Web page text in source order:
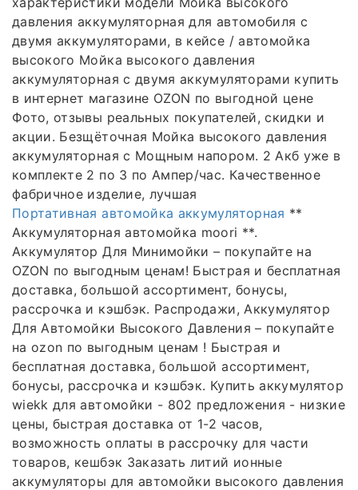
давления аккумуляторная для автомобиля с
двумя аккумуляторами, в кейсе / автомойка
высокого Мойка высокого давления
аккумуляторная с двумя аккумуляторами купить
в интернет магазине OZON по выгодной цене
Фото, отзывы реальных покупателей, скидки и
акции. Безщёточная Мойка высокого давления
аккумуляторная с Мощным напором. 2 Акб уже в
комплекте 2 по 3 по Ампер/час. Качественное
фабричное изделие, лучшая
Портативная автомойка аккумуляторная **
Аккумуляторная автомойка moori **.
Аккумулятор Для Минимойки – покупайте на
OZON по выгодным ценам! Быстрая и бесплатная
доставка, большой ассортимент, бонусы,
рассрочка и кэшбэк. Распродажи, Аккумулятор
Для Автомойки Высокого Давления – покупайте
на ozon по выгодным ценам ! Быстрая и
бесплатная доставка, большой ассортимент,
бонусы, рассрочка и кэшбэк. Купить аккумулятор
wiekk для автомойки - 802 предложения - низкие
цены, быстрая доставка от 1-2 часов,
возможность оплаты в рассрочку для части
товаров, кешбэк Заказать литий ионные
аккумуляторы для автомойки высокого давления